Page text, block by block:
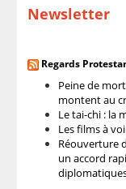
Newsletter
Regards
Peine de
montent au
Le tai-chi : la
Les films à
Réouverture
un accord